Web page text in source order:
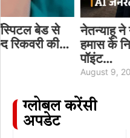
नेतन्याहू ने गाजा से सेना
हमास के निहत्था होने तक
5:54 pm
ग्लोबल करेंसी
अपडेट